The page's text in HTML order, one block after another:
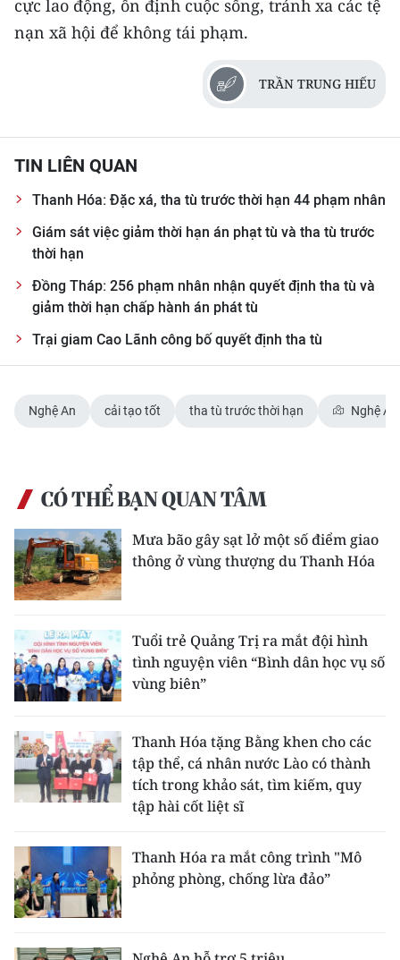
Đông Nam Bộ
Đồng bằng sông Cửu Long
Chuyên trang TP. Hồ Chí Minh
CHUYÊN ĐỀ
CÁC CHUYÊN TRANG
VỀ BÁO NHÂN DÂN
THỜI NAY
ĐỌC BÁO IN
ENGLISH
FRANÇAIS
РУССКИЙ
ESPAÑOL
한국어
cực lao động, ổn định cuộc sống, tránh xa các tệ
nạn xã hội để không tái phạm.
TRẦN TRUNG HIẾU
TIN LIÊN QUAN
Thanh Hóa: Đặc xá, tha tù trước thời hạn 44 phạm nhân
Giám sát việc giảm thời hạn án phạt tù và tha tù trước
thời hạn
Đồng Tháp: 256 phạm nhân nhận quyết định tha tù và
giảm thời hạn chấp hành án phát tù
Trại giam Cao Lãnh công bố quyết định tha tù
Nghệ An cải tạo tốt tha tù trước thời hạn Nghệ An
CÓ THỂ BẠN QUAN TÂM
Mưa bão gây sạt lở một số điểm giao
thông ở vùng thượng du Thanh Hóa
Tuổi trẻ Quảng Trị ra mắt đội hình
tình nguyện viên “Bình dân học vụ số
vùng biên”
Thanh Hóa tặng Bằng khen cho các
tập thể, cá nhân nước Lào có thành
tích trong khảo sát, tìm kiếm, quy
tập hài cốt liệt sĩ
Thanh Hóa ra mắt công trình "Mô
phỏng phòng, chống lừa đảo”